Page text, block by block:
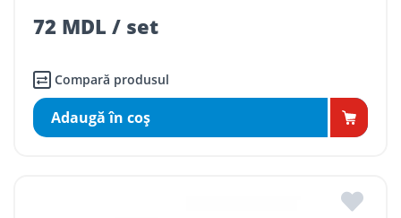
72 MDL / set
Compară produsul
Adaugă în coş